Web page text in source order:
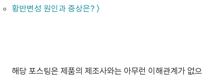
황반변성 원인과 증상은? 〉
해당 포스팅은 제품의 제조사와는 아무런 이해관계가 없으